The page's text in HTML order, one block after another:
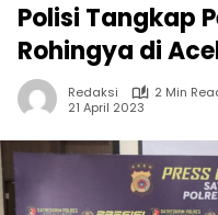
Polisi Tangkap
Rohingya di
Redaksi
2 Min
21 April 2023